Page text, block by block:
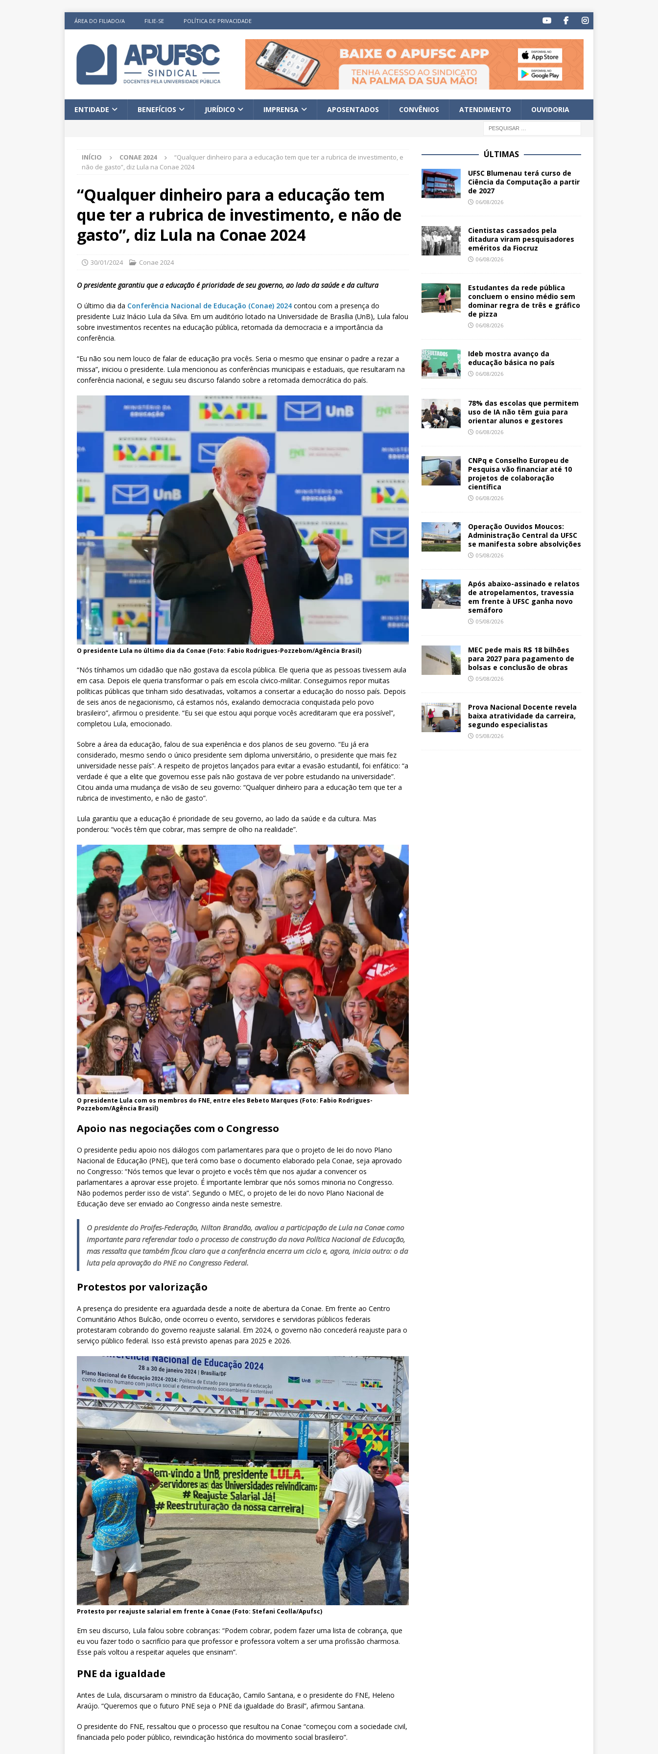
ÁREA DO FILIADO/A FILIE-SE POLÍTICA DE PRIVACIDADE
ENTIDADE BENEFÍCIOS JURÍDICO IMPRENSA APOSENTADOS CONVÊNIOS ATENDIMENTO OUVIDORIA
INÍCIO CONAE 2024
“Qualquer dinheiro para a educação tem que ter a rubrica de investimento, e
não de gasto”, diz Lula na Conae 2024
“Qualquer dinheiro para a educação tem
que ter a rubrica de investimento, e não de
gasto”, diz Lula na Conae 2024
30/01/2024 Conae 2024
O presidente garantiu que a educação é prioridade de seu governo, ao lado da saúde e da cultura
O último dia da Conferência Nacional de Educação (Conae) 2024 contou com a presença do
presidente Luiz Inácio Lula da Silva. Em um auditório lotado na Universidade de Brasília (UnB), Lula falou
sobre investimentos recentes na educação pública, retomada da democracia e a importância da
conferência.
“Eu não sou nem louco de falar de educação pra vocês. Seria o mesmo que ensinar o padre a rezar a
missa”, iniciou o presidente. Lula mencionou as conferências municipais e estaduais, que resultaram na
conferência nacional, e seguiu seu discurso falando sobre a retomada democrática do país.
O presidente Lula no último dia da Conae (Foto: Fabio Rodrigues-Pozzebom/Agência Brasil)
“Nós tínhamos um cidadão que não gostava da escola pública. Ele queria que as pessoas tivessem aula
em casa. Depois ele queria transformar o país em escola cívico-militar. Conseguimos repor muitas
políticas públicas que tinham sido desativadas, voltamos a consertar a educação do nosso país. Depois
de seis anos de negacionismo, cá estamos nós, exalando democracia conquistada pelo povo
brasileiro”, afirmou o presidente. “Eu sei que estou aqui porque vocês acreditaram que era possível”,
completou Lula, emocionado.
Sobre a área da educação, falou de sua experiência e dos planos de seu governo. “Eu já era
considerado, mesmo sendo o único presidente sem diploma universitário, o presidente que mais fez
universidade nesse país”. A respeito de projetos lançados para evitar a evasão estudantil, foi enfático: “a
verdade é que a elite que governou esse país não gostava de ver pobre estudando na universidade”.
Citou ainda uma mudança de visão de seu governo: “Qualquer dinheiro para a educação tem que ter a
rubrica de investimento, e não de gasto”.
Lula garantiu que a educação é prioridade de seu governo, ao lado da saúde e da cultura. Mas
ponderou: “vocês têm que cobrar, mas sempre de olho na realidade”.
O presidente Lula com os membros do FNE, entre eles Bebeto Marques (Foto: Fabio Rodrigues-
Pozzebom/Agência Brasil)
Apoio nas negociações com o Congresso
O presidente pediu apoio nos diálogos com parlamentares para que o projeto de lei do novo Plano
Nacional de Educação (PNE), que terá como base o documento elaborado pela Conae, seja aprovado
no Congresso: “Nós temos que levar o projeto e vocês têm que nos ajudar a convencer os
parlamentares a aprovar esse projeto. É importante lembrar que nós somos minoria no Congresso.
Não podemos perder isso de vista”. Segundo o MEC, o projeto de lei do novo Plano Nacional de
Educação deve ser enviado ao Congresso ainda neste semestre.
O presidente do Proifes-Federação, Nilton Brandão, avaliou a participação de Lula na Conae como
importante para referendar todo o processo de construção da nova Política Nacional de Educação,
mas ressalta que também ficou claro que a conferência encerra um ciclo e, agora, inicia outro: o da
luta pela aprovação do PNE no Congresso Federal.
Protestos por valorização
A presença do presidente era aguardada desde a noite de abertura da Conae. Em frente ao Centro
Comunitário Athos Bulcão, onde ocorreu o evento, servidores e servidoras públicos federais
protestaram cobrando do governo reajuste salarial. Em 2024, o governo não concederá reajuste para o
serviço público federal. Isso está previsto apenas para 2025 e 2026.
Protesto por reajuste salarial em frente à Conae (Foto: Stefani Ceolla/Apufsc)
Em seu discurso, Lula falou sobre cobranças: “Podem cobrar, podem fazer uma lista de cobrança, que
eu vou fazer todo o sacrifício para que professor e professora voltem a ser uma profissão charmosa.
Esse país voltou a respeitar aqueles que ensinam”.
PNE da igualdade
Antes de Lula, discursaram o ministro da Educação, Camilo Santana, e o presidente do FNE, Heleno
Araújo. “Queremos que o futuro PNE seja o PNE da igualdade do Brasil”, afirmou Santana.
O presidente do FNE, ressaltou que o processo que resultou na Conae “começou com a sociedade civil,
financiada pelo poder público, reivindicação histórica do movimento social brasileiro”.
ÚLTIMAS
UFSC Blumenau terá curso de
Ciência da Computação a partir
de 2027
06/08/2026
Cientistas cassados pela
ditadura viram pesquisadores
eméritos da Fiocruz
06/08/2026
Estudantes da rede pública
concluem o ensino médio sem
dominar regra de três e gráfico
de pizza
06/08/2026
Ideb mostra avanço da
educação básica no país
06/08/2026
78% das escolas que permitem
uso de IA não têm guia para
orientar alunos e gestores
06/08/2026
CNPq e Conselho Europeu de
Pesquisa vão financiar até 10
projetos de colaboração
científica
06/08/2026
Operação Ouvidos Moucos:
Administração Central da UFSC
se manifesta sobre absolvições
05/08/2026
Após abaixo-assinado e relatos
de atropelamentos, travessia
em frente à UFSC ganha novo
semáforo
05/08/2026
MEC pede mais R$ 18 bilhões
para 2027 para pagamento de
bolsas e conclusão de obras
05/08/2026
Prova Nacional Docente revela
baixa atratividade da carreira,
segundo especialistas
05/08/2026